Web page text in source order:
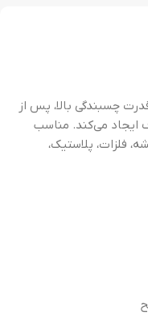
چسبندگی بالا، پس از
ایجاد می‌کند. مناسب
فلزات، پلاستیک،